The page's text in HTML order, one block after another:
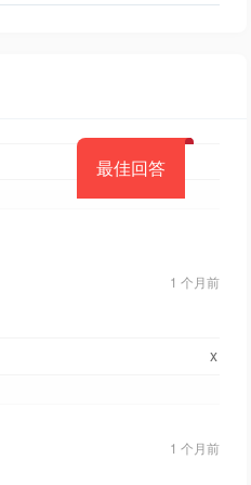
最佳回答
1 个月前
x
1 个月前